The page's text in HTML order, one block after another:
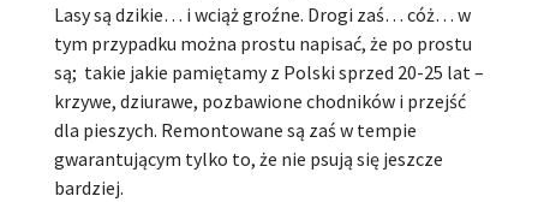
Lasy są dzikie… i wciąż groźne. Drogi zaś… cóż… w
tym przypadku można prostu napisać, że po prostu
są; takie jakie pamiętamy z Polski sprzed 20-25 lat –
krzywe, dziurawe, pozbawione chodników i przejść
dla pieszych. Remontowane są zaś w tempie
gwarantującym tylko to, że nie psują się jeszcze
bardziej.